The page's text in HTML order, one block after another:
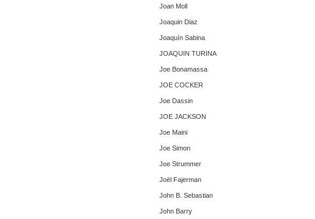
Joan Moll
Joaquin Diaz
Joaquín Sabina
JOAQUIN TURINA
Joe Bonamassa
JOE COCKER
Joe Dassin
JOE JACKSON
Joe Maini
Joe Simon
Joe Strummer
Joël Fajerman
John B. Sebastian
John Barry